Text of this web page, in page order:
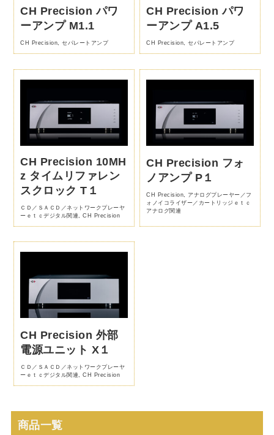
CH Precision パワ
ーアンプ M1.1
CH Precision ,セパレートアンプ
CH Precision パワ
ーアンプ A1.5
CH Precision ,セパレートアンプ
CH Precision 10MH
z タイムリファレン
スクロック T１
ＣＤ／ＳＡＣＤ／ネットワークプレーヤ
ーｅｔｃデジタル関連
,CH Precision
CH Precision フォ
ノアンプ P１
CH Precision
アナログプレーヤー／フ
ォノイコライザー／カートリッジｅｔｃ
アナログ関連
CH Precision 外部
電源ユニット X１
ＣＤ／ＳＡＣＤ／ネットワークプレーヤ
ーｅｔｃデジタル関連,CH Precision
商品一覧